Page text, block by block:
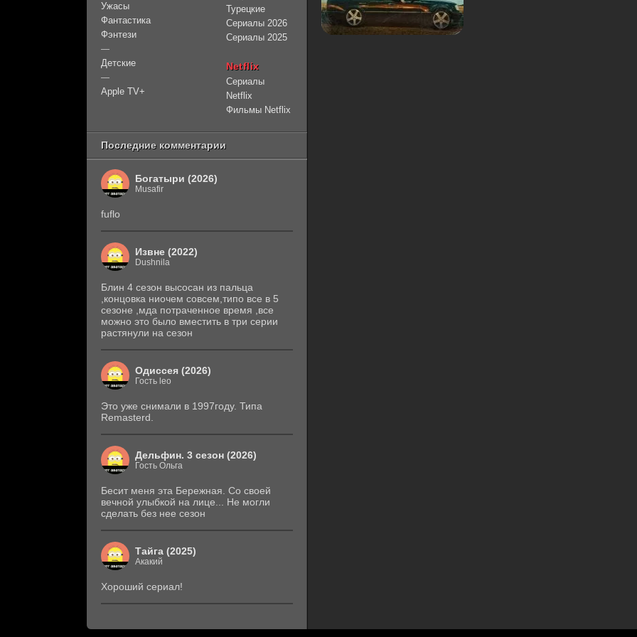
Ужасы
Фантастика
Фэнтези
—
Детские
—
Apple TV+
Турецкие
Сериалы 2026
Сериалы 2025
Netflix
Сериалы
Netflix
Фильмы Netflix
Последние комментарии
Богатыри (2026)
Musafir
fuflo
Извне (2022)
Dushnila
Блин 4 сезон высосан из пальца
,концовка ниочем совсем,типо все в 5
сезоне ,мда потраченное время ,все
можно это было вместить в три серии
растянули на сезон
Одиссея (2026)
Гость leo
Это уже снимали в 1997году. Типа
Remasterd.
Дельфин. 3 сезон (2026)
Гость Ольга
Бесит меня эта Бережная. Со своей
вечной улыбкой на лице... Не могли
сделать без нее сезон
Тайга (2025)
Акакий
Хороший сериал!